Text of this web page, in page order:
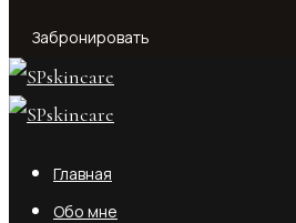
Забронировать
Главная
Обо мне